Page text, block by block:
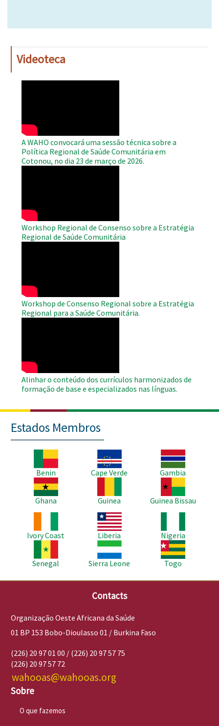
Videoteca
A WAHO convocará uma sessão técnica sobre a
Política Regional de Saúde Comunitária em
Cotonou, no dia 23 de março de 2026.
Workshop Regional de Consenso sobre a Estratégia
Regional de Saúde Comunitária
Workshop de Consenso Regional sobre a Estratégia
Regional para a Saúde Comunitária.
Alinhar o conteúdo dos currículos harmonizados de
formação de base e especializados nas línguas.
Estados Membros
Benin
Imagem
Cape Verde
Imagem
Gambia
Imagem
Ghana
Guinea
Imagem
Guinea Bissau
Ivory Coast
Imagem
Liberia
Nigeria
Imagem
Senegal
Imagem
Sierra Leone
Imagem
Togo
Contacts
Organização Oeste Africana da Saúde
01 BP 153 Bobo-Dioulasso 01 / Burkina Faso
(226) 20 97 01 00 / (226) 20 97 57 75
(226) 20 97 57 72
wahooas@wahooas.org
Sobre
O que fazemos